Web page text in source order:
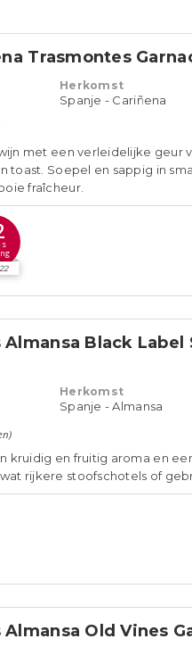
Trasmontes
Herkomst
Spanje - Cariñena
met een verleidelijke geur
toast. Soepel en sappig in
fraîcheur.
Black Label
Herkomst
Spanje - Almansa
kruidig en fruitig aroma en
rijkere stoofschotels of
Old Vines